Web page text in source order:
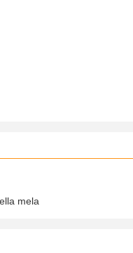
mela